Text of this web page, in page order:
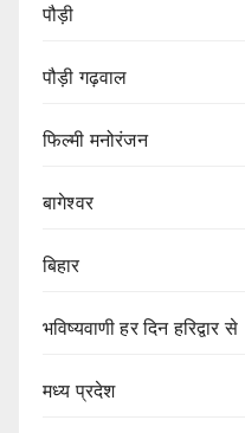
पौड़ी
पौड़ी गढ़वाल
फिल्मी मनोरंजन
बागेश्वर
बिहार
भविष्यवाणी हर दिन हरिद्वार से
मध्य प्रदेश